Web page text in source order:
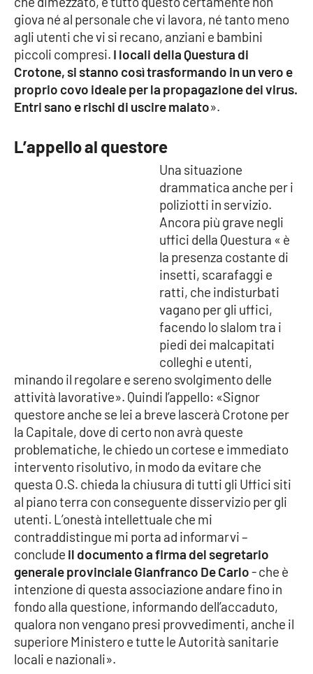
EDIZIONI
LOCALI
Catanzaro
Vibo Valentia
LA
CALABRIAVISIONE
Destinazioni
Eventi
Food
Storie
LAC
NETWORK
Lacplay.it
Lactv.it
giova né al personale che vi lavora, né tanto meno
agli utenti che vi si recano, anziani e bambini
piccoli compresi. I locali della Questura di
Crotone, si stanno così trasformando in un vero e
proprio covo ideale per la propagazione dei virus.
Entri sano e rischi di uscire malato».
L’appello al questore
Una situazione
drammatica anche per i
poliziotti in servizio.
Ancora più grave negli
uffici della Questura « è
la presenza costante di
insetti, scarafaggi e
ratti, che indisturbati
vagano per gli uffici,
facendo lo slalom tra i
piedi dei malcapitati
colleghi e utenti,
minando il regolare e sereno svolgimento delle
attività lavorative». Quindi l’appello: «Signor
questore anche se lei a breve lascerà Crotone per
la Capitale, dove di certo non avrà queste
problematiche, le chiedo un cortese e immediato
intervento risolutivo, in modo da evitare che
questa O.S. chieda la chiusura di tutti gli Uffici siti
al piano terra con conseguente disservizio per gli
utenti. L’onestà intellettuale che mi
contraddistingue mi porta ad informarvi –
conclude il documento a firma del segretario
generale provinciale Gianfranco De Carlo- che è
intenzione di questa associazione andare fino in
fondo alla questione, informando dell’accaduto,
qualora non vengano presi provvedimenti, anche il
superiore Ministero e tutte le Autorità sanitarie
locali e nazionali».